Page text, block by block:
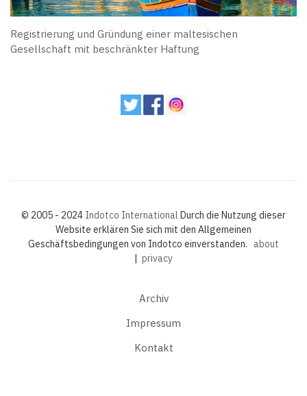
Registrierung und Gründung einer maltesischen
Gesellschaft mit beschränkter Haftung
© 2005 - 2024 Indotco International Durch die Nutzung dieser
Website erklären Sie sich mit den Allgemeinen
Geschäftsbedingungen von Indotco einverstanden. about
| privacy
Archiv
Impressum
Kontakt